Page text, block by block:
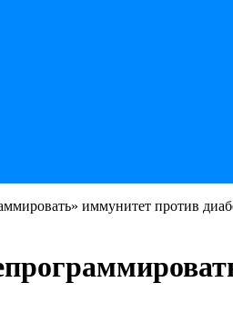
иммунитет против